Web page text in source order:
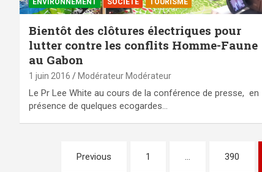
ENVIRONNEMENT SOCIÉTÉ TOURISME
Bientôt des clôtures électriques pour
lutter contre les conflits Homme-Faune
au Gabon
1 juin 2016 Modérateur Modérateur
Le Pr Lee White au cours de la conférence de presse, en
présence de quelques ecogardes…
Pagination
Previous 1 … 390